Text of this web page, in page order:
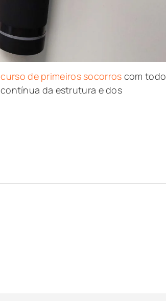
curso de primeiros socorros com todo
da estrutura e dos